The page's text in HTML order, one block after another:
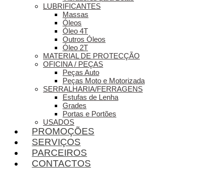
LUBRIFICANTES
Massas
Óleos
Óleo 4T
Outros Óleos
Óleo 2T
MATERIAL DE PROTECÇÃO
OFICINA / PEÇAS
Peças Auto
Peças Moto e Motorizada
SERRALHARIA/FERRAGENS
Estufas de Lenha
Grades
Portas e Portões
USADOS
PROMOÇÕES
SERVIÇOS
PARCEIROS
CONTACTOS